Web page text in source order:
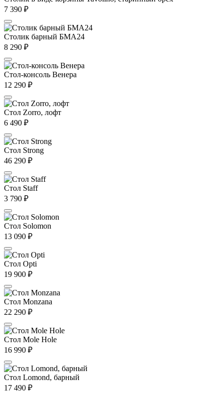
7 390 ₽
Столик барный БМА24
8 290 ₽
Стол-консоль Венера
12 290 ₽
Стол Zorro, лофт
6 490 ₽
Стол Strong
46 290 ₽
Стол Staff
3 790 ₽
Стол Solomon
13 090 ₽
Стол Opti
19 900 ₽
Стол Monzana
22 290 ₽
Стол Mole Hole
16 990 ₽
Стол Lomond, барный
17 490 ₽